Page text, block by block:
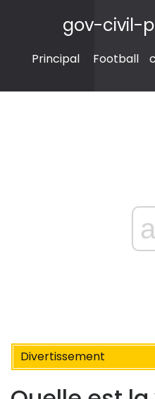
gov-civil-
Principal Football
Divertissement